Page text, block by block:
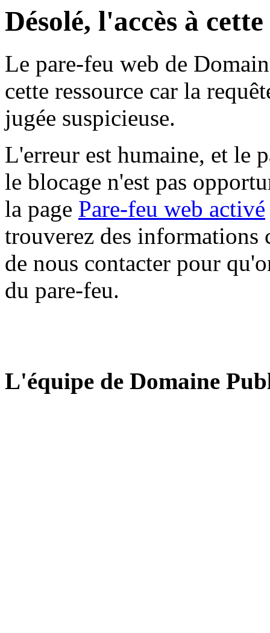
Désolé, l'accès à
Le pare-feu web de
cette ressource car la
jugée suspicieuse.
L'erreur est humaine, et le
le blocage n'est pas
la page Pare-feu web activé
trouverez des informations
de nous contacter pour
du pare-feu.
L'équipe de Domaine